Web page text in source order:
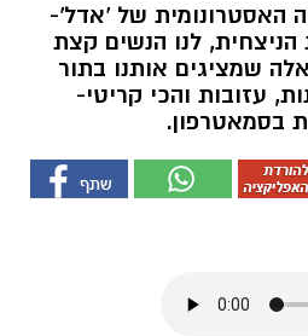
האסטרונומית של 'אדל'-
הניצחית, לנו הנשים קצת
שמציגים אותנו בתור
עזובות והכי קריטי-
בסמאטרפון.